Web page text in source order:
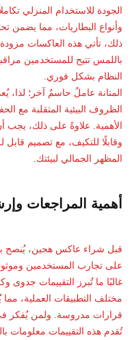
الجودة للاستخدام المنزلي
وأنواع البطاريات، مما يضمن
ذلك، تأتي هذه العاكسات
باللمس تتيح للمستخدمين
النظام بشكل فوري.
المتانة عاملٌ حاسمٌ آخر؛ لذا،
الظروف البيئية المتقلبة مع
الأهمية. علاوةً على ذلك،
وقابلًا للتكيف، مع تصميم
المظهر الجمالي لبيئتك.
أهمية المراجعات
قبل شراء عاكس هجين، يُنصح
على تجارب المستخدمين
غالبًا ما تُبرز التقييمات
مختلف التطبيقات العملية،
قرارات مدروسة. ولمن يُفكر
تُقدم هذه التقييمات معلومات